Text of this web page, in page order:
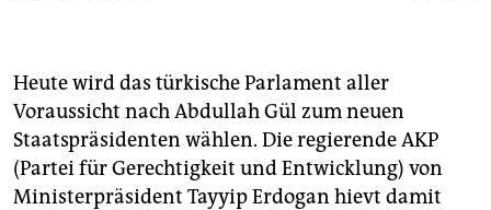
wahrheit
verlag
verlag
Heute wird das türkische Parlament aller
Voraussicht nach Abdullah Gül zum neuen
Staatspräsidenten wählen. Die regierende AKP
(Partei für Gerechtigkeit und Entwicklung) von
Ministerpräsident Tayyip Erdogan hievt damit